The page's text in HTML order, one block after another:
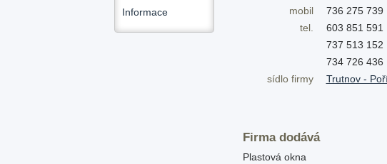
Informace
mobil
736 275 739
tel.
603 851 591
737 513 152
734 726 436
sídlo firmy
Trutnov -
Firma dodává
Plastová okna